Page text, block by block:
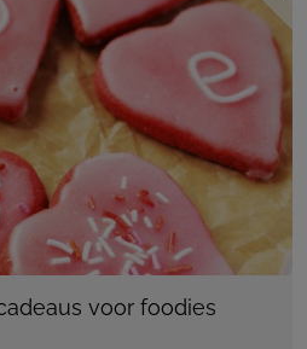
voor foodies